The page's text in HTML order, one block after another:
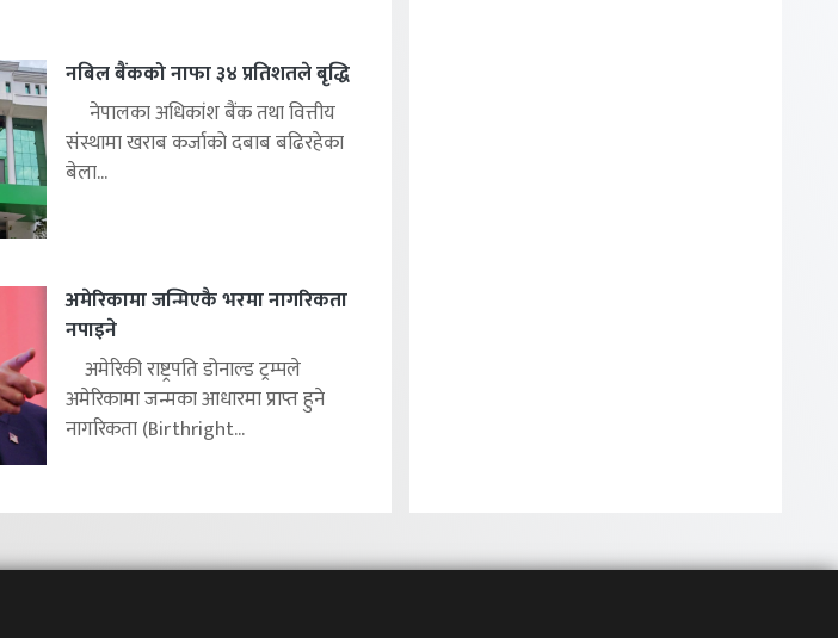
नबिल बैंकको नाफा ३४ प्रतिशतले बृद्धि
नेपालका अधिकांश बैंक तथा वित्तीय
संस्थामा खराब कर्जाको दबाब बढिरहेका
बेला...
अमेरिकामा जन्मिएकै भरमा नागरिकता
नपाइने
अमेरिकी राष्ट्रपति डोनाल्ड ट्रम्पले
अमेरिकामा जन्मका आधारमा प्राप्त हुने
नागरिकता (Birthright...